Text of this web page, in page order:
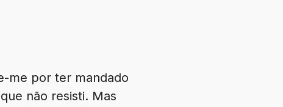
me por ter mandado
não resisti. Mas